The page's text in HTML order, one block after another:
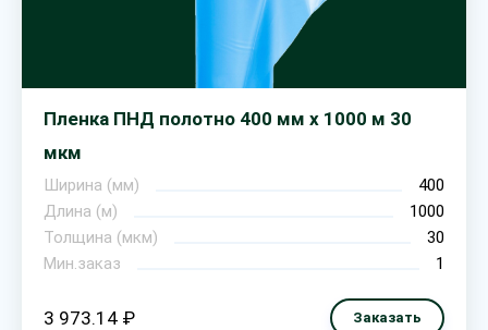
Пленка ПНД полотно 400 мм х 1000 м 30
мкм
Ширина (мм)
400
Длина (м)
1000
Толщина (мкм)
30
Мин.заказ
1
3 973.14 ₽ Заказать